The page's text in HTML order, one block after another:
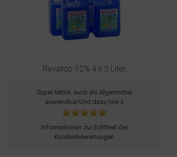
Revatop 12% 4 x 5 Liter
Super Mittel..auch als Algenmittel
anwendbar!Und dazu hier s
Informationen zur Echtheit der
Kundenbewertungen